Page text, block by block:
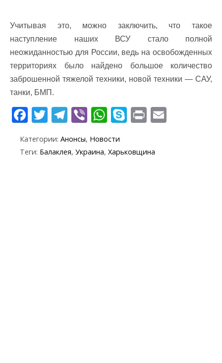
Учитывая это, можно заключить, что такое
наступление наших ВСУ стало полной
неожиданностью для России, ведь на освобожденных
территориях было найдено большое количество
заброшенной тяжелой техники, новой техники — САУ,
танки, БМП.
F
e
T
itt
T
e
gr
Vi
er
W
at
S
y
Pr
t
Категории: Анонсы, Новости
Теги: Балаклея, Украина, Харьковщина